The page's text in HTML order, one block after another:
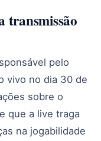
transmissão
pelo
vivo no dia 30 de
sobre o
que a live traga
na jogabilidade